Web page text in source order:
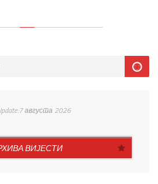
августа 2026
ВИЈЕСТИ